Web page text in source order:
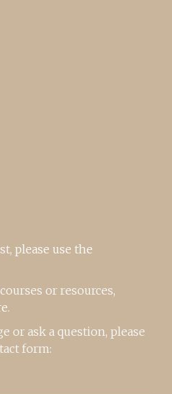
please use the
or resources,
.
or ask a question, please
form: